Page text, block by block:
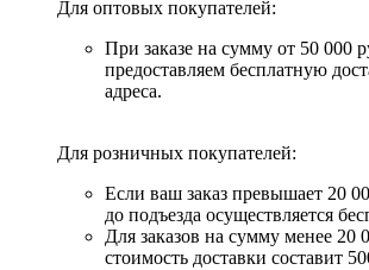
Для оптовых покупателей:
При заказе на сумму от 50 000
предоставляем бесплатную
адреса.
Для розничных покупателей:
Если ваш заказ превышает 20
до подъезда осуществляется
Для заказов на сумму менее 20
стоимость доставки составит